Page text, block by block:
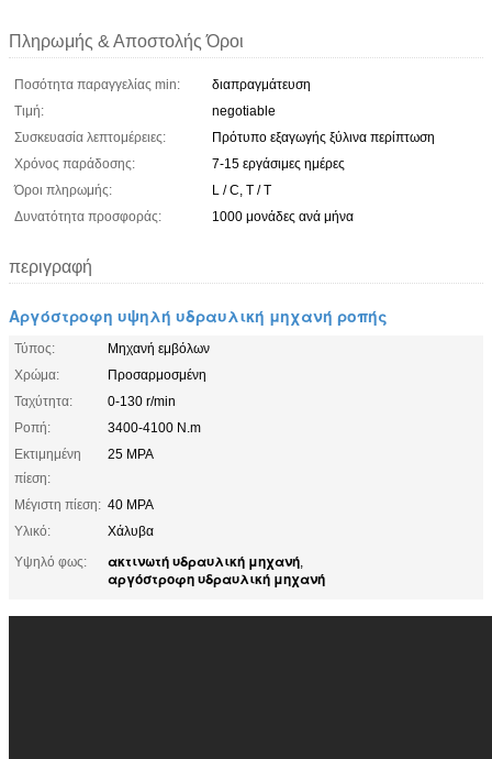
Πληρωμής & Αποστολής Όροι
Ποσότητα παραγγελίας min:
διαπραγμάτευση
Τιμή:
negotiable
Συσκευασία λεπτομέρειες:
Πρότυπο εξαγωγής ξύλινα περίπτωση
Χρόνος παράδοσης:
7-15 εργάσιμες ημέρες
Όροι πληρωμής:
L / C, T / T
Δυνατότητα προσφοράς:
1000 μονάδες ανά μήνα
περιγραφή
Αργόστροφη υψηλή υδραυλική μηχανή ροπής
Τύπος:
Μηχανή εμβόλων
Χρώμα:
Προσαρμοσμένη
Ταχύτητα:
0-130 r/min
Ροπή:
3400-4100 N.m
Εκτιμημένη
πίεση:
25 MPA
Μέγιστη πίεση: 40 MPA
Υλικό:
Χάλυβα
Υψηλό φως:
ακτινωτή υδραυλική μηχανή,
αργόστροφη υδραυλική μηχανή